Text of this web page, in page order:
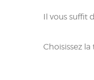
Il vous suffit
Choisissez